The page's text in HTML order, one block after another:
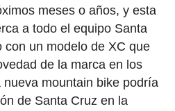
meses o años, y esta
a todo el equipo Santa
con un modelo de XC que
de la marca en los
mountain bike podría
de Santa Cruz en la